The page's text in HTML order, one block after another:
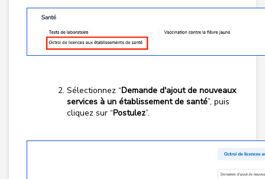
Sélectionnez “Demande d'ajout de nouveaux
services à un établissement de santé”, puis
cliquez sur “Postulez”.